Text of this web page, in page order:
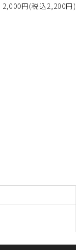
2,000円(税込2,200円)